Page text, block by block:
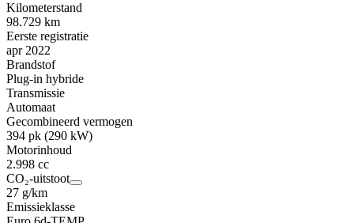
Kilometerstand
98.729 km
Eerste registratie
apr 2022
Brandstof
Plug-in hybride
Transmissie
Automaat
Gecombineerd vermogen
394 pk (290 kW)
Motorinhoud
2.998 cc
CO₂-uitstoot
27 g/km
Emissieklasse